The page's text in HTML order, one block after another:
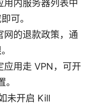
用内服务器列表中
可。
网的退款政策，通
应用走 VPN，可开
未开启 Kill